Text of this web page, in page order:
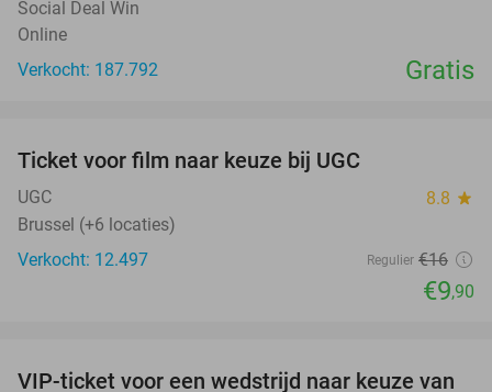
Social Deal Win
Online
Verkocht: 187.792
Gratis
Ticket voor film naar keuze bij UGC
UGC 8.8 star
Brussel (+6 locaties)
Verkocht: 12.497
Regulier €16
€9,90
VIP-ticket voor een wedstrijd naar keuze van